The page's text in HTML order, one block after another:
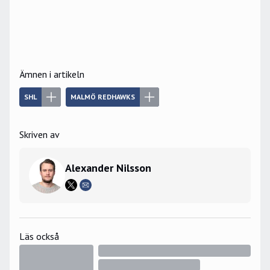
Ämnen i artikeln
SHL MALMÖ REDHAWKS
Skriven av
Alexander Nilsson
Läs också